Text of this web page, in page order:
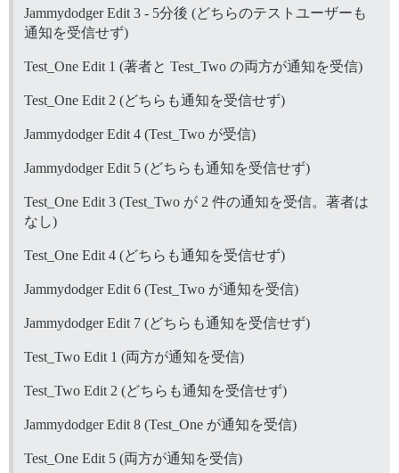
Jammydodger Edit 3 - 5分後 (どちらのテストユーザーも
通知を受信せず)
Test_One Edit 1 (著者と Test_Two の両方が通知を受信)
Test_One Edit 2 (どちらも通知を受信せず)
Jammydodger Edit 4 (Test_Two が受信)
Jammydodger Edit 5 (どちらも通知を受信せず)
Test_One Edit 3 (Test_Two が 2 件の通知を受信。著者は
なし)
Test_One Edit 4 (どちらも通知を受信せず)
Jammydodger Edit 6 (Test_Two が通知を受信)
Jammydodger Edit 7 (どちらも通知を受信せず)
Test_Two Edit 1 (両方が通知を受信)
Test_Two Edit 2 (どちらも通知を受信せず)
Jammydodger Edit 8 (Test_One が通知を受信)
Test_One Edit 5 (両方が通知を受信)